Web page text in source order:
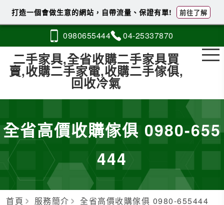
0980655444 04-25337870
二手家具,全省收購二手家具買
賣,收購二手家電,收購二手傢俱,
回收冷氣
全省高價收購傢俱 0980-655
444
首頁 服務簡介 全省高價收購傢俱 0980-655444
打造一個會做生意的網站，自帶流量、保證有單! 前往了解